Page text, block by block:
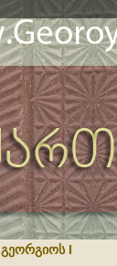
გეორგიოს I